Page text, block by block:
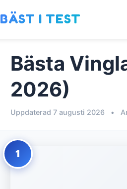
BÄST I TEST
Bästa
2026)
Uppdaterad 7 augusti 2026 •
1